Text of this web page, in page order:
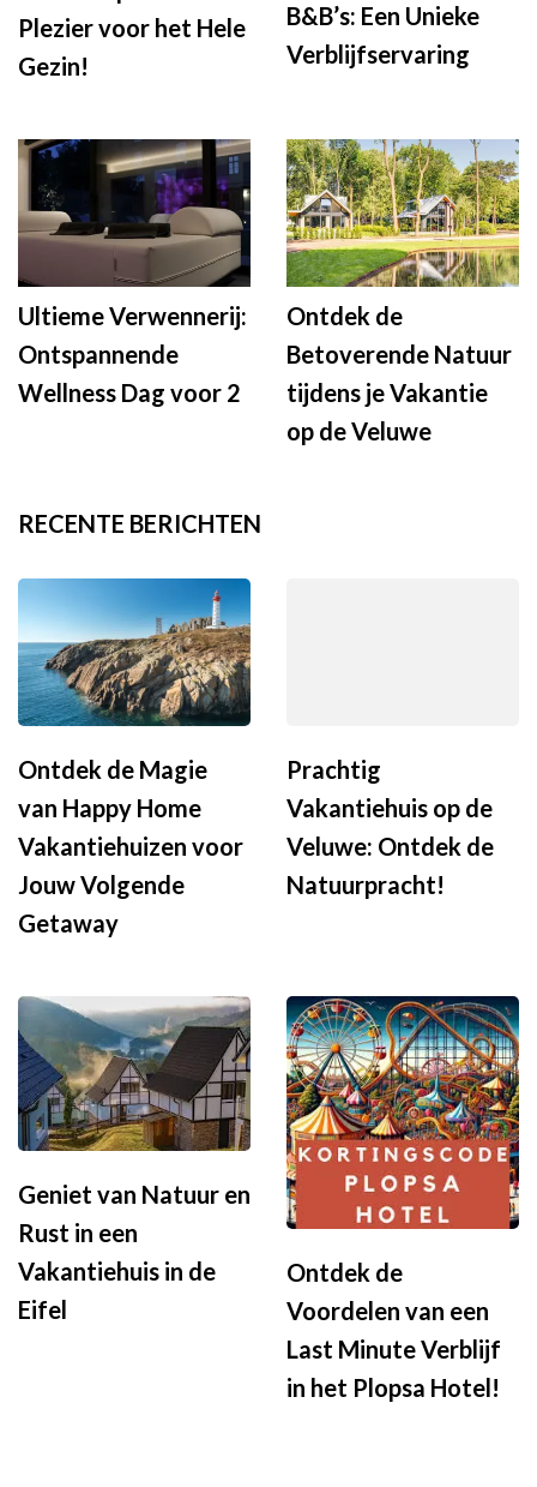
Plezier voor het Hele
Gezin!
B&B’s: Een Unieke
Verblijfservaring
Ultieme Verwennerij:
Ontspannende
Wellness Dag voor 2
Ontdek de
Betoverende Natuur
tijdens je Vakantie
op de Veluwe
RECENTE BERICHTEN
Ontdek de Magie
van Happy Home
Vakantiehuizen voor
Jouw Volgende
Getaway
Prachtig
Vakantiehuis op de
Veluwe: Ontdek de
Natuurpracht!
Geniet van Natuur en
Rust in een
Vakantiehuis in de
Eifel
Ontdek de
Voordelen van een
Last Minute Verblijf
in het Plopsa Hotel!